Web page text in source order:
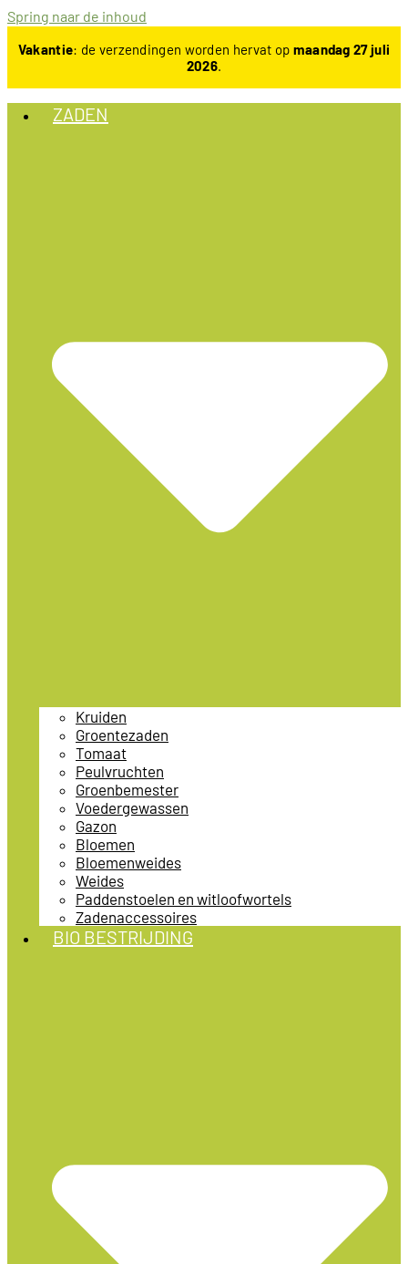
Spring naar de inhoud
Vakantie: de verzendingen worden hervat op maandag 27 juli
2026.
ZADEN
Kruiden
Groentezaden
Tomaat
Peulvruchten
Groenbemester
Voedergewassen
Gazon
Bloemen
Bloemenweides
Weides
Paddenstoelen en witloofwortels
Zadenaccessoires
BIO BESTRIJDING